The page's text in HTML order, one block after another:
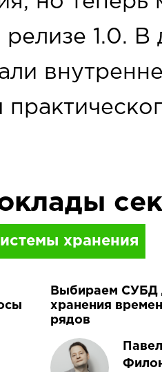
1.0.
хранения
Выбираем СУБД
хранения
рядов
Павел